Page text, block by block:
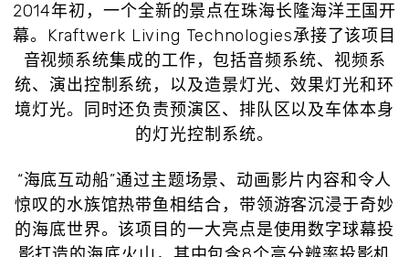
2014年初，一个全新的景点在珠海长隆海洋王国开
幕。Kraftwerk Living Technologies承接了该项目
音视频系统集成的工作，包括音频系统、视频系
统、演出控制系统，以及造景灯光、效果灯光和环
境灯光。同时还负责预演区、排队区以及车体本身
的灯光控制系统。
“海底互动船”通过主题场景、动画影片内容和令人
惊叹的水族馆热带鱼相结合，带领游客沉浸于奇妙
的海底世界。该项目的一大亮点是使用数字球幕投